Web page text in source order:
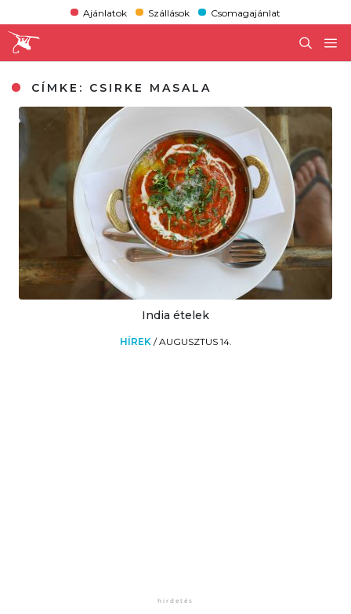
Ajánlatok Szállások Csomagajánlat
CÍMKE: CSIRKE MASALA
India ételek
HÍREK /AUGUSZTUS 14.